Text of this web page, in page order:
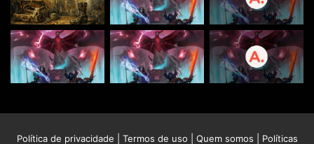
Política de privacidade Termos de uso Quem somos Políticas